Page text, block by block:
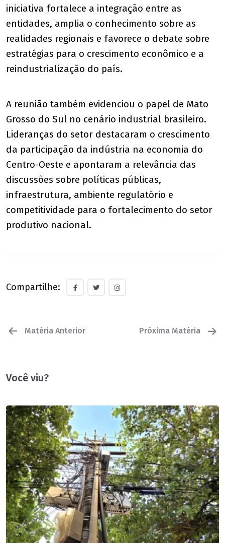
iniciativa fortalece a integração entre as
entidades, amplia o conhecimento sobre as
realidades regionais e favorece o debate sobre
estratégias para o crescimento econômico e a
reindustrialização do país.
A reunião também evidenciou o papel de Mato
Grosso do Sul no cenário industrial brasileiro.
Lideranças do setor destacaram o crescimento
da participação da indústria na economia do
Centro-Oeste e apontaram a relevância das
discussões sobre políticas públicas,
infraestrutura, ambiente regulatório e
competitividade para o fortalecimento do setor
produtivo nacional.
Compartilhe:
Matéria Anterior Próxima Matéria
Você viu?